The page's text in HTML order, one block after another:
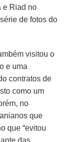
e Riad no
de fotos do
visitou o
e uma
contratos de
como um
no
que
que “evitou
das